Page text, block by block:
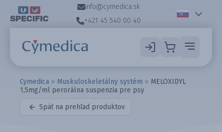
info@cymedica.sk
+421 45 540 00 40
Cymedica » Muskuloskeletálny systém » MELOXIDYL
1,5mg/ml perorálna suspenzia pre psy
Späť na prehľad produktov